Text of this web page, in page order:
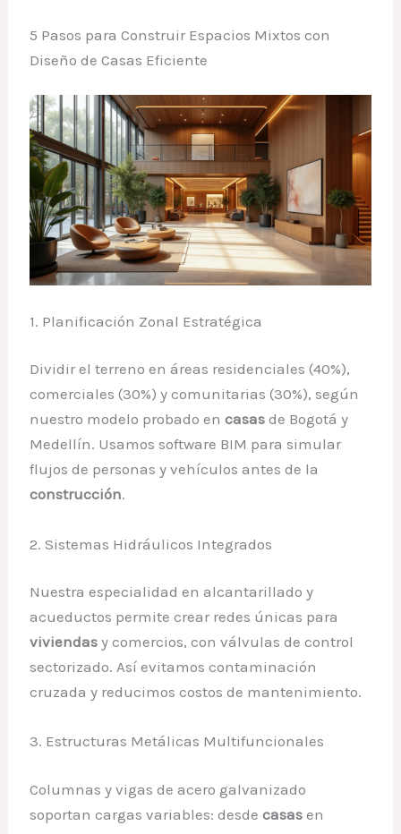
5 Pasos para Construir Espacios Mixtos con
Diseño de Casas Eficiente
1. Planificación Zonal Estratégica
Dividir el terreno en áreas residenciales (40%),
comerciales (30%) y comunitarias (30%), según
nuestro modelo probado encasas de Bogotá y
Medellín. Usamos software BIM para simular
flujos de personas y vehículos antes de la
construcción.
2. Sistemas Hidráulicos Integrados
Nuestra especialidad en alcantarillado y
acueductos permite crear redes únicas para
viviendas y comercios, con válvulas de control
sectorizado. Así evitamos contaminación
cruzada y reducimos costos de mantenimiento.
3. Estructuras Metálicas Multifuncionales
Columnas y vigas de acero galvanizado
soportan cargas variables: desdecasas en